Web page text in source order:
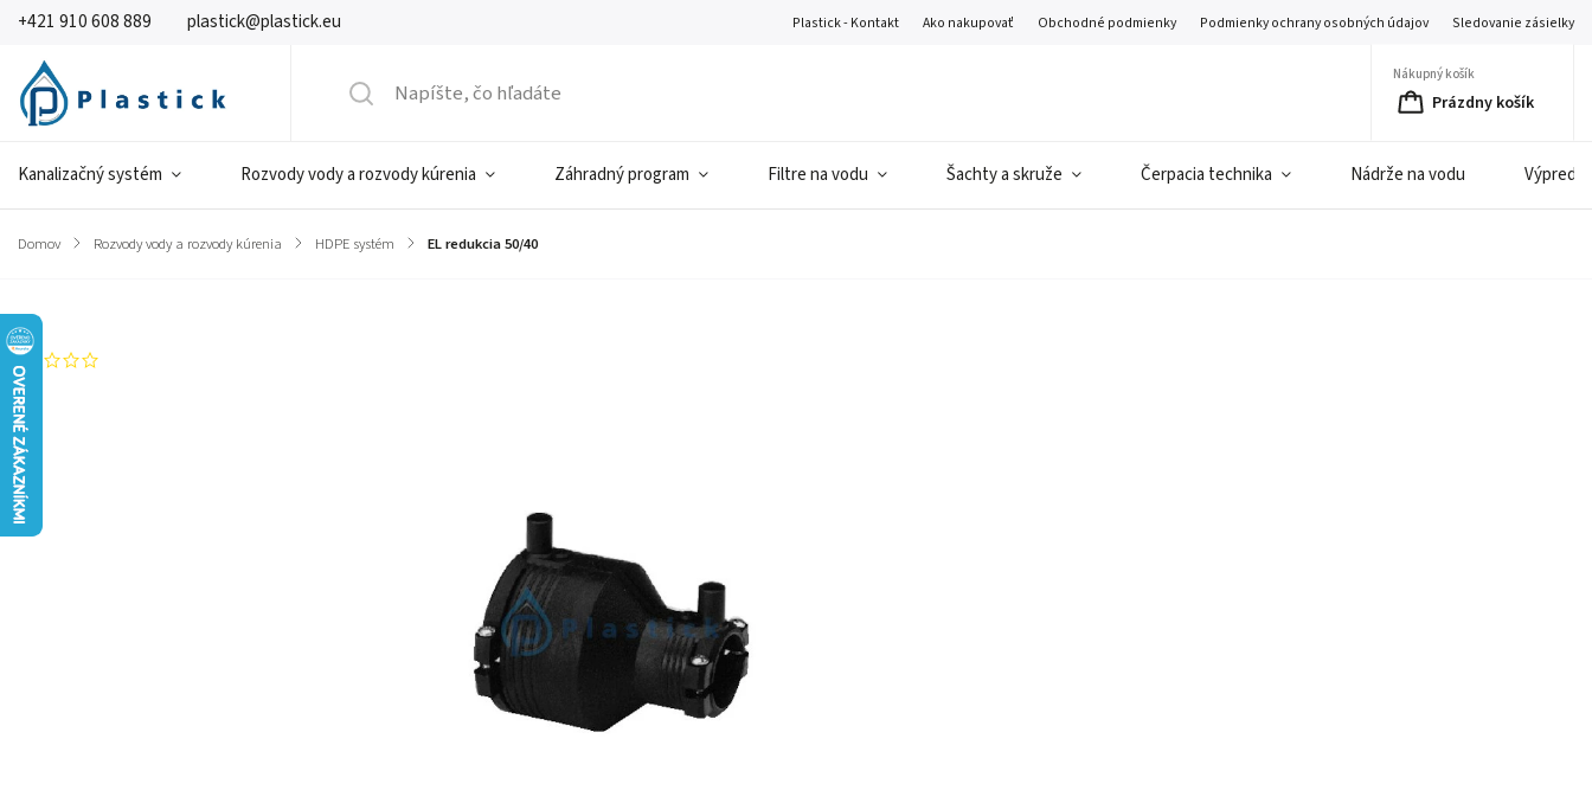
+421 910 608 889 plastick@plastick.eu Plastick - Kontakt Ako nakupovať Obchodné podmienky Podmienky ochrany osobných údajov Sledovanie zásielky
Nákupný košík
Prázdny košík
Kanalizačný systém Rozvody vody a rozvody kúrenia Záhradný program Filtre na vodu Šachty a skruže Čerpacia technika Nádrže na vodu
Domov / Rozvody vody a rozvody kúrenia / HDPE systém / EL redukcia 50/40
Značka: